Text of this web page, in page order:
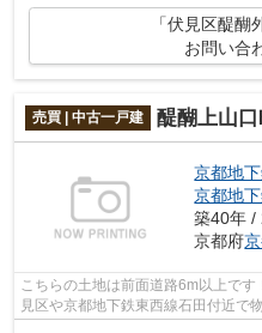
「伏見区醍醐
お問い合
売買 | 中古一戸建 醍醐上山口
京都地
京都地
築40年 /
京都府
こちらの土地は前面道路6m以上で
見区や京都地下鉄東西線石田付近で